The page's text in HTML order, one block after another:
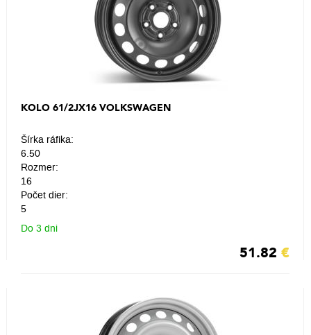
KOLO 61/2JX16 VOLKSWAGEN
Šírka ráfika:
6.50
Rozmer:
16
Počet dier:
5
Do 3 dni
51.82 €